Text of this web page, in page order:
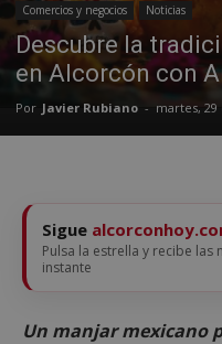
Comercios y negocios Noticias
Descubre la
en Alcorcón con
Por Javier Rubiano - martes,
Sigue
Pulsa la estrella y recibe las
instante
Un manjar mexicano